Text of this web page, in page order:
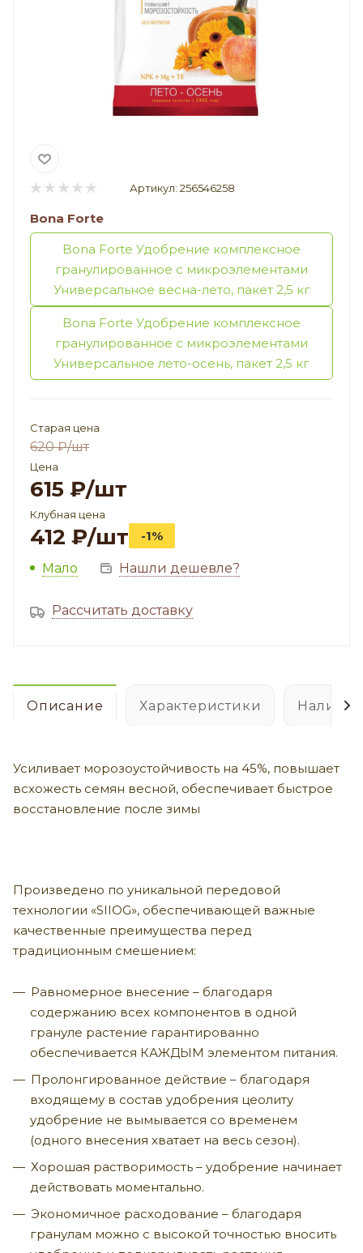
Артикул: 256546258
Bona Forte
Bona Forte Удобрение комплексное
гранулированное с микроэлементами
Универсальное весна-лето, пакет 2,5 кг
Bona Forte Удобрение комплексное
гранулированное с микроэлементами
Универсальное лето-осень, пакет 2,5 кг
Старая цена
620₽/шт
Цена
615 ₽/шт
Клубная цена
412 ₽/шт -1%
Мало Нашли дешевле?
Рассчитать доставку
Описание Характеристики
Усиливает морозоустойчивость на 45%, повышает
всхожесть семян весной, обеспечивает быстрое
восстановление после зимы
Произведено по уникальной передовой
технологии «SIIOG», обеспечивающей важные
качественные преимущества перед
традиционным смешением:
Равномерное внесение – благодаря
содержанию всех компонентов в одной
грануле растение гарантированно
обеспечивается КАЖДЫМ элементом питания.
Пролонгированное действие – благодаря
входящему в состав удобрения цеолиту
удобрение не вымывается со временем
(одного внесения хватает на весь сезон).
Хорошая растворимость – удобрение начинает
действовать моментально.
Экономичное расходование – благодаря
гранулам можно с высокой точностью вносить